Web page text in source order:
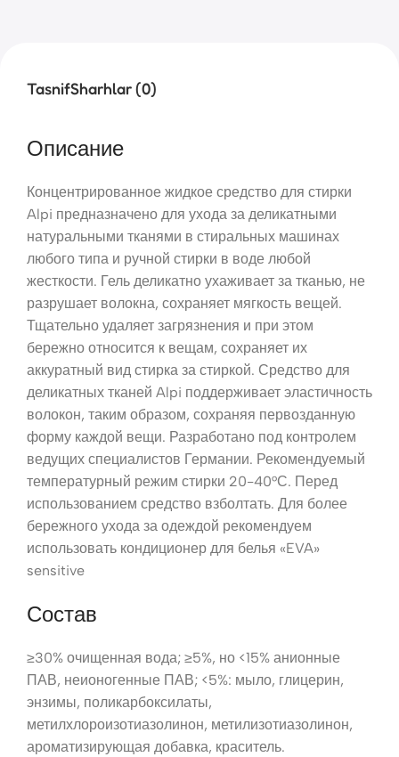
TasnifSharhlar (0)
Описание
Концентрированное жидкое средство для стирки
Alpi предназначено для ухода за деликатными
натуральными тканями в стиральных машинах
любого типа и ручной стирки в воде любой
жесткости. Гель деликатно ухаживает за тканью, не
разрушает волокна, сохраняет мягкость вещей.
Тщательно удаляет загрязнения и при этом
бережно относится к вещам, сохраняет их
аккуратный вид стирка за стиркой. Средство для
деликатных тканей Alpi поддерживает эластичность
волокон, таким образом, сохраняя первозданную
форму каждой вещи. Разработано под контролем
ведущих специалистов Германии. Рекомендуемый
температурный режим стирки 20-40°С. Перед
использованием средство взболтать. Для более
бережного ухода за одеждой рекомендуем
использовать кондиционер для белья «EVA»
sensitive
Состав
≥30% очищенная вода; ≥5%, но <15% анионные
ПАВ, неионогенные ПАВ; <5%: мыло, глицерин,
энзимы, поликарбоксилаты,
метилхлороизотиазолинон, метилизотиазолинон,
ароматизирующая добавка, краситель.